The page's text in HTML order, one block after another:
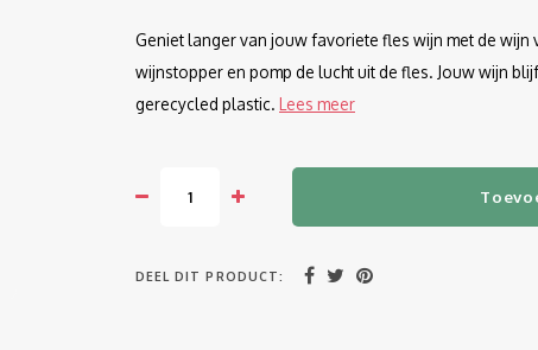
Geniet langer van jouw favoriete fles wijn met de
wijnstopper en pomp de lucht uit de fles. Jouw wijn
gerecycled plastic. Lees meer
DEEL DIT PRODUCT: